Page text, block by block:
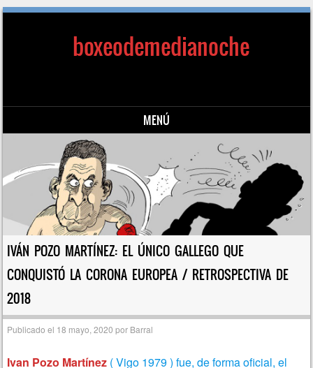
boxeodemedianoche
MENÚ
Saltar al contenido
IVÁN POZO MARTÍNEZ: EL ÚNICO GALLEGO QUE
CONQUISTÓ LA CORONA EUROPEA / RETROSPECTIVA DE
2018
Publicado el 18 mayo, 2020 por Barral
Ivan Pozo Martínez ( Vigo 1979 ) fue, de forma oficial, el